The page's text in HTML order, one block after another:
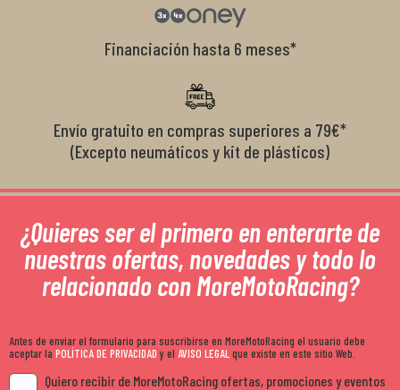
Financiación hasta 6 meses*
Envío gratuito en compras superiores a 79€*
(Excepto neumáticos y kit de plásticos)
¿Quieres ser el primero en enterarte de
nuestras ofertas, novedades y todo lo
relacionado con MoreMotoRacing?
Antes de enviar el formulario para suscribirse en MoreMotoRacing el usuario debe
aceptar la POLÍTICA DE PRIVACIDADy el AVISO LEGALque existe en este sitio Web.
Quiero recibir de MoreMotoRacing ofertas, promociones y eventos